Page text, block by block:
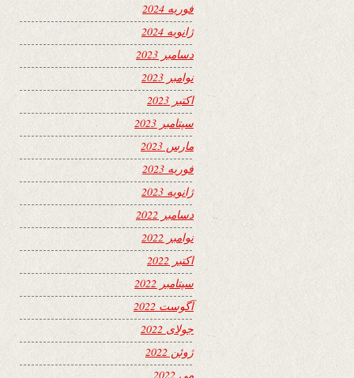
فوریه 2024
ژانویه 2024
دسامبر 2023
نوامبر 2023
اکتبر 2023
سپتامبر 2023
مارس 2023
فوریه 2023
ژانویه 2023
دسامبر 2022
نوامبر 2022
اکتبر 2022
سپتامبر 2022
آگوست 2022
جولای 2022
ژوئن 2022
می 2022